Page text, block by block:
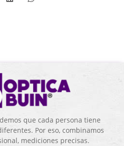
que cada persona tiene
Por eso, combinamos
mediciones precisas.